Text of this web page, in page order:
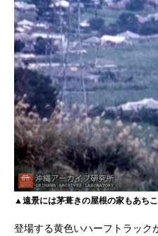
▲遠景には茅葺きの屋根の家もあちこ
登場する黄色いハーフトラック